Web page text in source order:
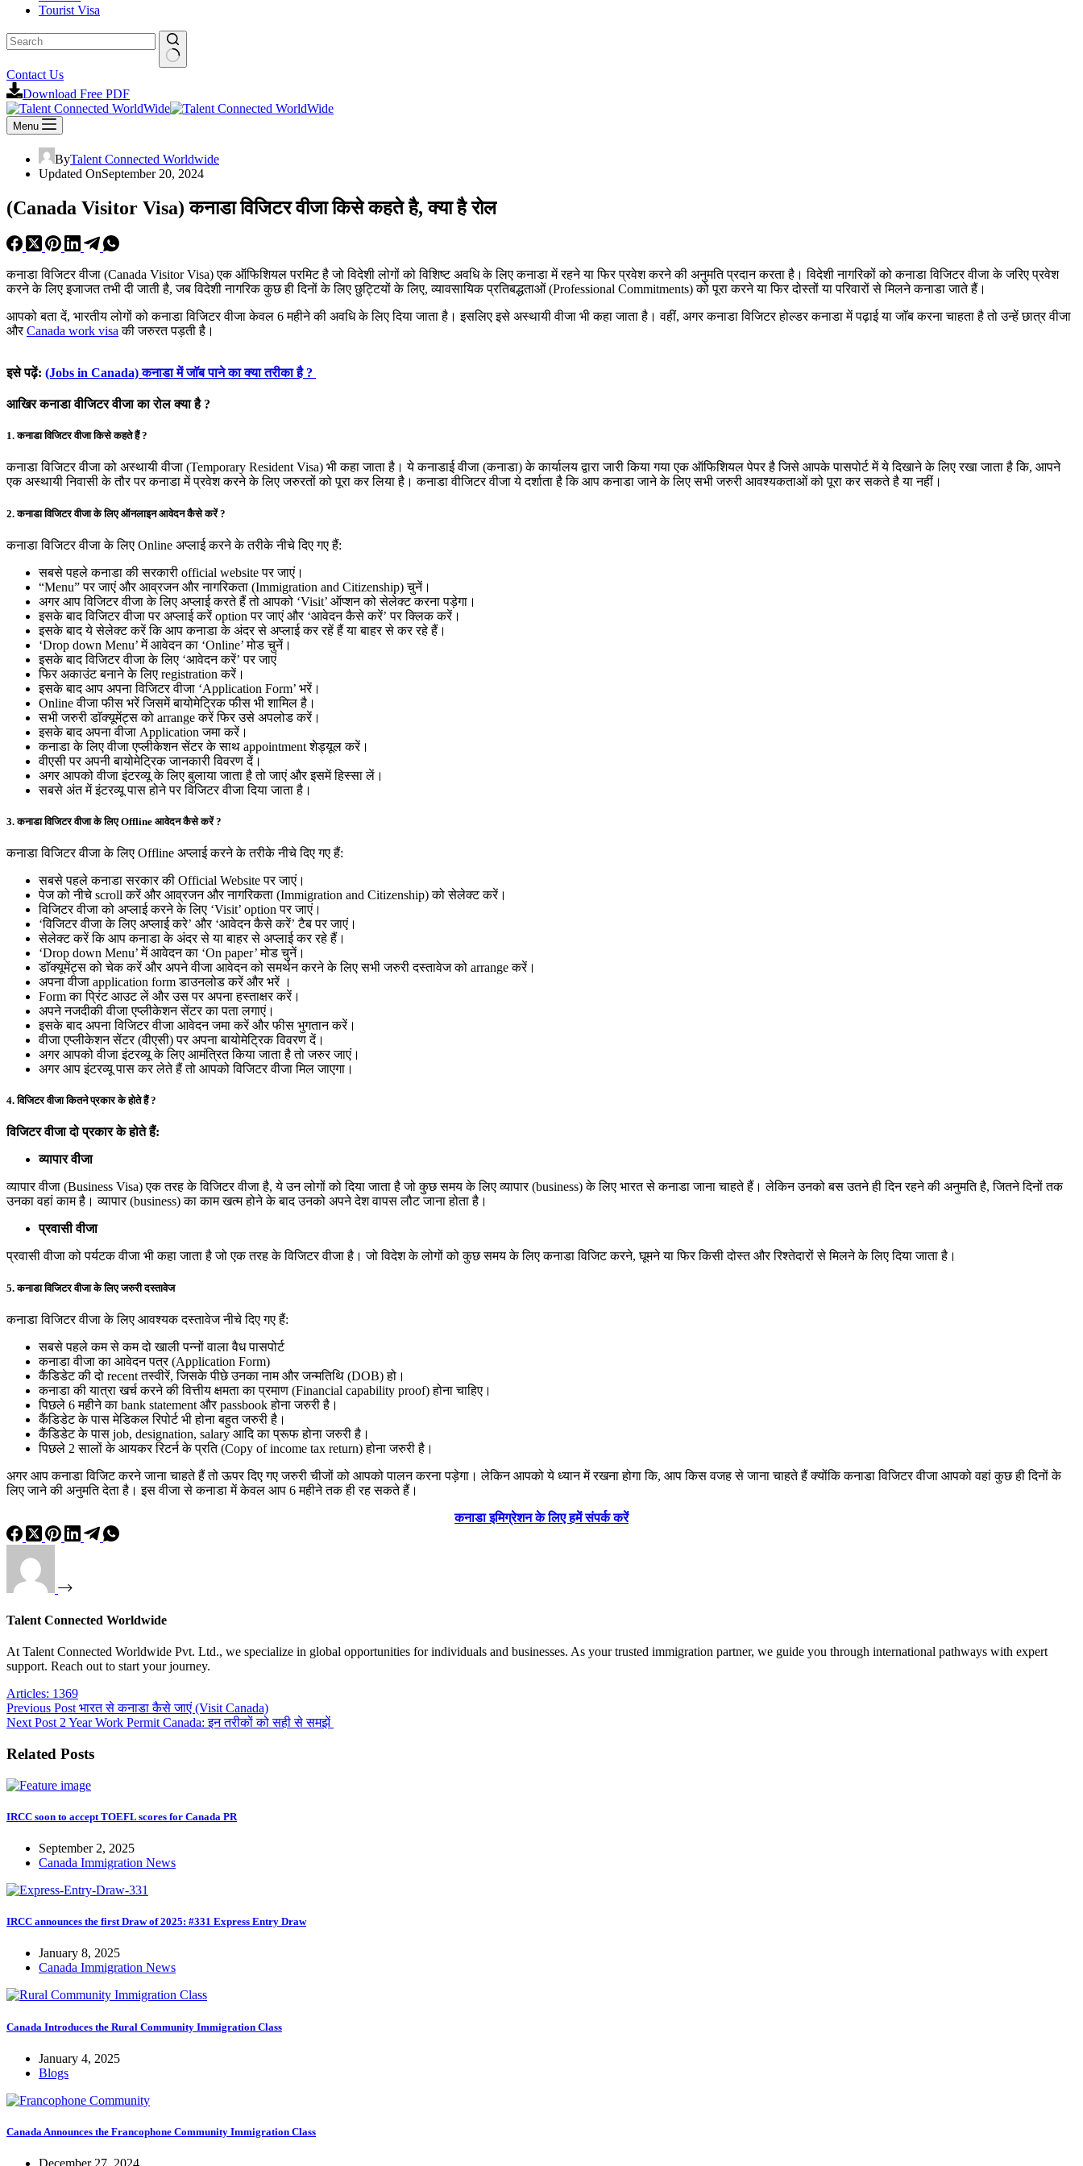
Tourist Visa
No
results
Contact Us
Download Free PDF
Menu
ByTalent Connected Worldwide
Updated OnSeptember 20, 2024
(Canada Visitor Visa) कनाडा विजिटर वीजा किसे कहते है, क्या है रोल
कनाडा विजिटर वीजा (Canada Visitor Visa) एक ऑफिशियल परमिट है जो विदेशी लोगों को विशिष्ट अवधि के लिए कनाडा में रहने या फिर प्रवेश करने की अनुमति प्रदान करता है। विदेशी नागरिकों को कनाडा विजिटर वीजा के जरिए प्रवेश
करने के लिए इजाजत तभी दी जाती है, जब विदेशी नागरिक कुछ ही दिनों के लिए छुट्टियों के लिए, व्यावसायिक प्रतिबद्धताओं (Professional Commitments) को पूरा करने या फिर दोस्तों या परिवारों से मिलने कनाडा जाते हैं।
आपको बता दें, भारतीय लोगों को कनाडा विजिटर वीजा केवल 6 महीने की अवधि के लिए दिया जाता है। इसलिए इसे अस्थायी वीजा भी कहा जाता है। वहीं, अगर कनाडा विजिटर होल्डर कनाडा में पढ़ाई या जाॅब करना चाहता है तो उन्हें छात्र वीजा
औरCanada work visa की जरुरत पड़ती है।
इसे पढ़ें: (Jobs in Canada) कनाडा में जाॅब पाने का क्या तरीका है ?
आखिर कनाडा वीजिटर वीजा का रोल क्या है ?
1. कनाडा विजिटर वीजा किसे कहते हैं ?
कनाडा विजिटर वीजा को अस्थायी वीजा (Temporary Resident Visa) भी कहा जाता है। ये कनाडाई वीजा (कनाडा) के कार्यालय द्वारा जारी किया गया एक ऑफिशियल पेपर है जिसे आपके पासपोर्ट में ये दिखाने के लिए रखा जाता है कि, आपने
एक अस्थायी निवासी के तौर पर कनाडा में प्रवेश करने के लिए जरुरतों को पूरा कर लिया है। कनाडा वीजिटर वीजा ये दर्शाता है कि आप कनाडा जाने के लिए सभी जरुरी आवश्यकताओं को पूरा कर सकते है या नहीं।
2. कनाडा विजिटर वीजा के लिए ऑनलाइन आवेदन कैसे करें ?
कनाडा विजिटर वीजा के लिए Online अप्लाई करने के तरीके नीचे दिए गए हैं:
सबसे पहले कनाडा की सरकारी official website पर जाएं।
“Menu” पर जाएं और आव्रजन और नागरिकता (Immigration and Citizenship) चुनें।
अगर आप विजिटर वीजा के लिए अप्लाई करते हैं तो आपको ‘Visit’ ऑप्शन को सेलेक्ट करना पड़ेगा।
इसके बाद विजिटर वीजा पर अप्लाई करें option पर जाएं और ‘आवेदन कैसे करें’ पर क्लिक करें।
इसके बाद ये सेलेक्ट करें कि आप कनाडा के अंदर से अप्लाई कर रहें हैं या बाहर से कर रहे हैं।
‘Drop down Menu’ में आवेदन का ‘Online’ मोड चुनें।
इसके बाद विजिटर वीजा के लिए ‘आवेदन करें’ पर जाएं
फिर अकाउंट बनाने के लिए registration करें।
इसके बाद आप अपना विजिटर वीजा ‘Application Form’ भरें।
Online वीजा फीस भरें जिसमें बायोमेट्रिक फीस भी शामिल है।
सभी जरुरी डाॅक्यूमेंट्स को arrange करें फिर उसे अपलोड करें।
इसके बाद अपना वीजा Application जमा करें।
कनाडा के लिए वीजा एप्लीकेशन सेंटर के साथ appointment शेड्यूल करें।
वीएसी पर अपनी बायोमेट्रिक जानकारी विवरण दें।
अगर आपको वीजा इंटरव्यू के लिए बुलाया जाता है तो जाएं और इसमें हिस्सा लें।
सबसे अंत में इंटरव्यू पास होने पर विजिटर वीजा दिया जाता है।
3. कनाडा विजिटर वीजा के लिए Offline आवेदन कैसे करें ?
कनाडा विजिटर वीजा के लिए Offline अप्लाई करने के तरीके नीचे दिए गए हैं:
सबसे पहले कनाडा सरकार की Official Website पर जाएं।
पेज को नीचे scroll करें और आव्रजन और नागरिकता (Immigration and Citizenship) को सेलेक्ट करें।
विजिटर वीजा को अप्लाई करने के लिए ‘Visit’ option पर जाएं।
‘विजिटर वीजा के लिए अप्लाई करे’ और ‘आवेदन कैसे करें’ टैब पर जाएं।
सेलेक्ट करें कि आप कनाडा के अंदर से या बाहर से अप्लाई कर रहे हैं।
‘Drop down Menu’ में आवेदन का ‘On paper’ मोड चुनें।
डाॅक्यूमेंट्स को चेक करें और अपने वीजा आवेदन को समर्थन करने के लिए सभी जरुरी दस्तावेज को arrange करें।
अपना वीजा application form डाउनलोड करें और भरें ।
Form का प्रिंट आउट लें और उस पर अपना हस्ताक्षर करें।
अपने नजदीकी वीजा एप्लीकेशन सेंटर का पता लगाएं।
इसके बाद अपना विजिटर वीजा आवेदन जमा करें और फीस भुगतान करें।
वीजा एप्लीकेशन सेंटर (वीएसी) पर अपना बायोमेट्रिक विवरण दें।
अगर आपको वीजा इंटरव्यू के लिए आमंत्रित किया जाता है तो जरुर जाएं।
अगर आप इंटरव्यू पास कर लेते हैं तो आपको विजिटर वीजा मिल जाएगा।
4. विजिटर वीजा कितने प्रकार के होते हैं ?
विजिटर वीजा दो प्रकार के होते हैं:
व्यापार वीजा
व्यापार वीजा (Business Visa) एक तरह के विजिटर वीजा है, ये उन लोगों को दिया जाता है जो कुछ समय के लिए व्यापार (business) के लिए भारत से कनाडा जाना चाहते हैं। लेकिन उनको बस उतने ही दिन रहने की अनुमति है, जितने दिनों तक
उनका वहां काम है। व्यापार (business) का काम खत्म होने के बाद उनको अपने देश वापस लौट जाना होता है।
प्रवासी वीजा
प्रवासी वीजा को पर्यटक वीजा भी कहा जाता है जो एक तरह के विजिटर वीजा है। जो विदेश के लोगों को कुछ समय के लिए कनाडा विजिट करने, घूमने या फिर किसी दोस्त और रिश्तेदारों से मिलने के लिए दिया जाता है।
5. कनाडा विजिटर वीजा के लिए जरुरी दस्तावेज
कनाडा विजिटर वीजा के लिए आवश्यक दस्तावेज नीचे दिए गए हैं:
सबसे पहले कम से कम दो खाली पन्नों वाला वैध पासपोर्ट
कनाडा वीजा का आवेदन पत्र (Application Form)
कैंडिडेट की दो recent तस्वीरें, जिसके पीछे उनका नाम और जन्मतिथि (DOB) हो।
कनाडा की यात्रा खर्च करने की वित्तीय क्षमता का प्रमाण (Financial capability proof) होना चाहिए।
पिछले 6 महीने का bank statement और passbook होना जरुरी है।
कैंडिडेट के पास मेडिकल रिपोर्ट भी होना बहुत जरुरी है।
कैंडिडेट के पास job, designation, salary आदि का प्रूफ होना जरुरी है।
पिछले 2 सालों के आयकर रिटर्न के प्रति (Copy of income tax return) होना जरुरी है।
अगर आप कनाडा विजिट करने जाना चाहते हैं तो ऊपर दिए गए जरुरी चीजों को आपको पालन करना पड़ेगा। लेकिन आपको ये ध्यान में रखना होगा कि, आप किस वजह से जाना चाहते हैं क्योंकि कनाडा विजिटर वीजा आपको वहां कुछ ही दिनों के
लिए जाने की अनुमति देता है। इस वीजा से कनाडा में केवल आप 6 महीने तक ही रह सकते हैं।
कनाडा इमिग्रेशन के लिए हमें संपर्क करें
Talent Connected Worldwide
At Talent Connected Worldwide Pvt. Ltd., we specialize in global opportunities for individuals and businesses. As your trusted immigration partner, we guide you through international pathways with expert
support. Reach out to start your journey.
Articles: 1369
Previous Post भारत से कनाडा कैसे जाएं (Visit Canada)
Next Post 2 Year Work Permit Canada: इन तरीकों को सही से समझें
Related Posts
IRCC soon to accept TOEFL scores for Canada PR
September 2, 2025
Canada Immigration News
IRCC announces the first Draw of 2025: #331 Express Entry Draw
January 8, 2025
Canada Immigration News
Canada Introduces the Rural Community Immigration Class
January 4, 2025
Blogs
Canada Announces the Francophone Community Immigration Class